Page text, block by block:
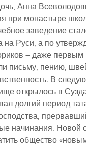
Анна
при монастыре
заведение
на Руси, а по
– даже
письму, пению,
В
открылось в
долгий период
начинания. Новой
общество